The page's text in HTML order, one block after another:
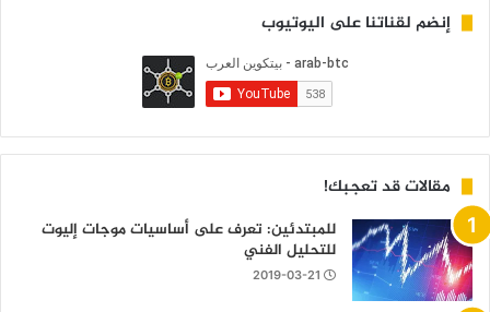
إنضم لقناتنا على اليوتيوب
مقالات قد تعجبك!
للمبتدئين: تعرف على أساسيات موجات إليوت
للتحليل الفني
2019-03-21